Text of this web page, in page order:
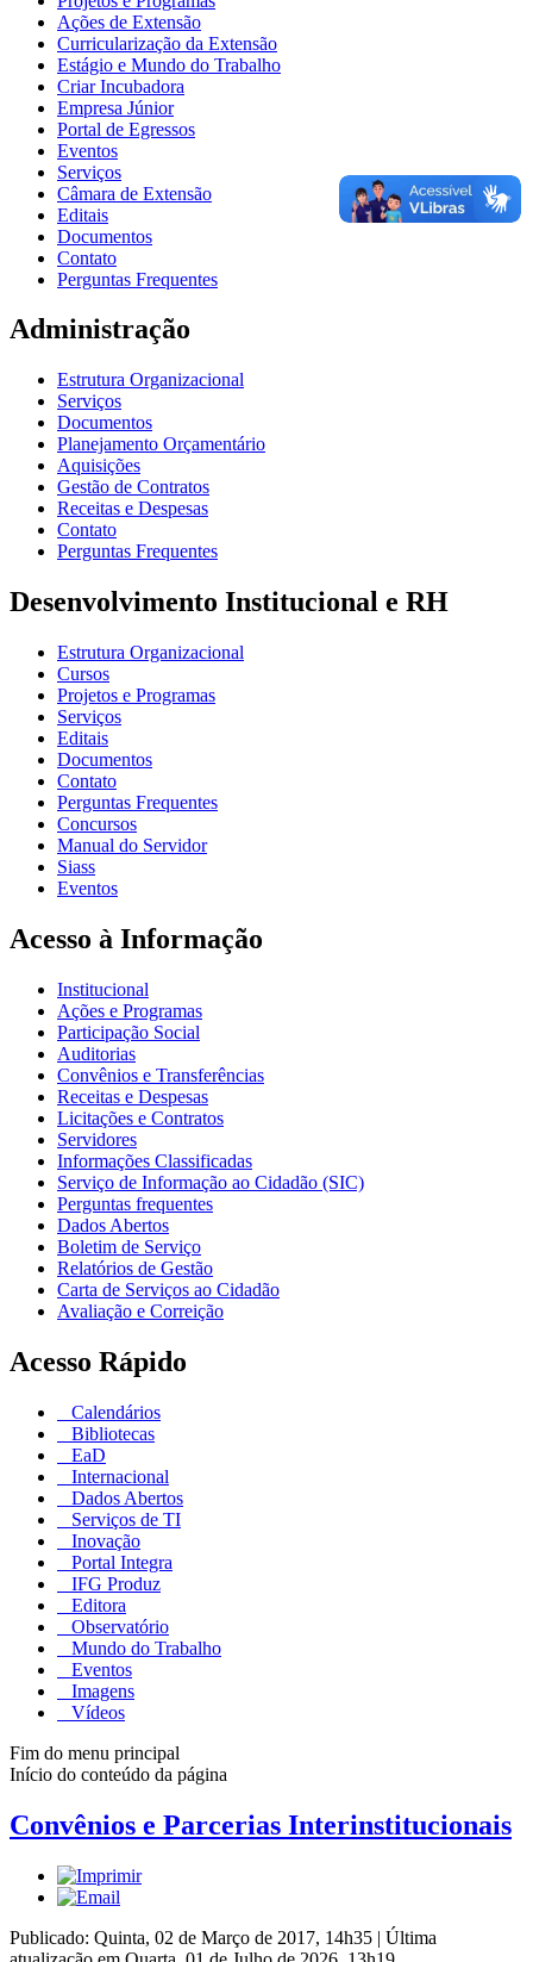
Ações de Extensão
Curricularização da Extensão
Estágio e Mundo do Trabalho
Criar Incubadora
Empresa Júnior
Portal de Egressos
Eventos
Serviços
Câmara de Extensão
Editais
Documentos
Contato
Perguntas Frequentes
Administração
Estrutura Organizacional
Serviços
Documentos
Planejamento Orçamentário
Aquisições
Gestão de Contratos
Receitas e Despesas
Contato
Perguntas Frequentes
Desenvolvimento Institucional e RH
Estrutura Organizacional
Cursos
Projetos e Programas
Serviços
Editais
Documentos
Contato
Perguntas Frequentes
Concursos
Manual do Servidor
Siass
Eventos
Acesso à Informação
Institucional
Ações e Programas
Participação Social
Auditorias
Convênios e Transferências
Receitas e Despesas
Licitações e Contratos
Servidores
Informações Classificadas
Serviço de Informação ao Cidadão (SIC)
Perguntas frequentes
Dados Abertos
Boletim de Serviço
Relatórios de Gestão
Carta de Serviços ao Cidadão
Avaliação e Correição
Acesso Rápido
Calendários
Bibliotecas
EaD
Internacional
Dados Abertos
Serviços de TI
Inovação
Portal Integra
IFG Produz
Editora
Observatório
Mundo do Trabalho
Eventos
Imagens
Vídeos
Fim do menu principal
Início do conteúdo da página
Convênios e Parcerias Interinstitucionais
Publicado: Quinta, 02 de Março de 2017, 14h35 | Última